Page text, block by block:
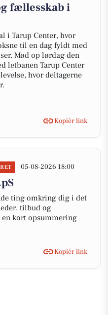
fællesskab i
i Tarup Center, hvor
til en dag fyldt med
Mød op lørdag den
letbanen Tarup Center
hvor deltagerne
Kopiér link
05-08-2026 18:00
ting omkring dig i det
tilbud og
en kort opsummering
Kopiér link